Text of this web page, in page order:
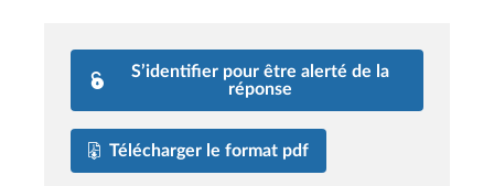
S’identifier pour être alerté de la
réponse
Télécharger le format pdf